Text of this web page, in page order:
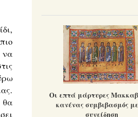
θα
Οι επτά μάρτυρες
κανένας συμβιβασμός
συνείδηση